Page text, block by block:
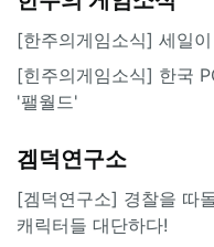
[한주의게임소식] 세일
[힌주의게임소식] 한국
'팰월드'
겜덕연구소
[겜덕연구소] 경찰을 따
캐릭터들 대단하다!